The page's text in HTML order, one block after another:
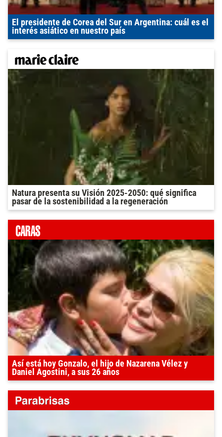
El presidente de Corea del Sur en Argentina: cuál es el
interés asiático en nuestro país
Natura presenta su Visión 2025-2050: qué significa
pasar de la sostenibilidad a la regeneración
Así está hoy Gonzalo, el hijo de Nazarena Vélez y
Daniel Agostini, a sus 26 años